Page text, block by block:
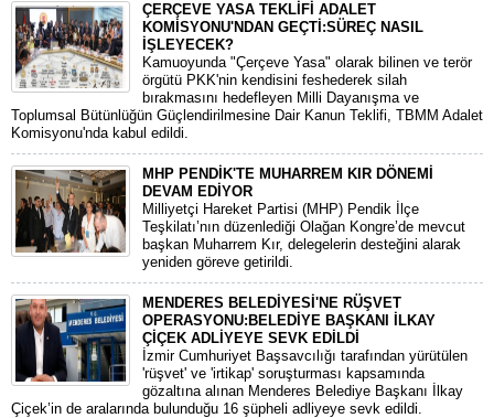
ÇERÇEVE YASA TEKLİFİ ADALET
KOMİSYONU'NDAN GEÇTİ:SÜREÇ NASIL
İŞLEYECEK?
​Kamuoyunda "Çerçeve Yasa" olarak bilinen ve terör
örgütü PKK'nin kendisini feshederek silah
bırakmasını hedefleyen Milli Dayanışma ve
Toplumsal Bütünlüğün Güçlendirilmesine Dair Kanun Teklifi, TBMM Adalet
Komisyonu'nda kabul edildi.
MHP PENDİK'TE MUHARREM KIR DÖNEMİ
DEVAM EDİYOR
​Milliyetçi Hareket Partisi (MHP) Pendik İlçe
Teşkilatı’nın düzenlediği Olağan Kongre’de mevcut
başkan Muharrem Kır, delegelerin desteğini alarak
yeniden göreve getirildi.
MENDERES BELEDİYESİ'NE RÜŞVET
OPERASYONU:BELEDİYE BAŞKANI İLKAY
ÇİÇEK ADLİYEYE SEVK EDİLDİ
​İzmir Cumhuriyet Başsavcılığı tarafından yürütülen
'rüşvet' ve 'irtikap' soruşturması kapsamında
gözaltına alınan Menderes Belediye Başkanı İlkay
Çiçek’in de aralarında bulunduğu 16 şüpheli adliyeye sevk edildi.